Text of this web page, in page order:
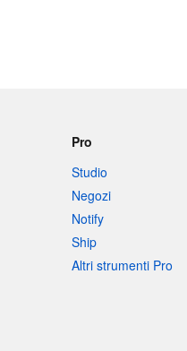
Pro
Studio
Negozi
Notify
Ship
Altri strumenti Pro